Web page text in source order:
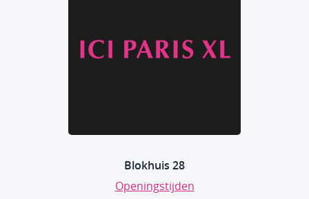
Blokhuis 28
Openingstijden